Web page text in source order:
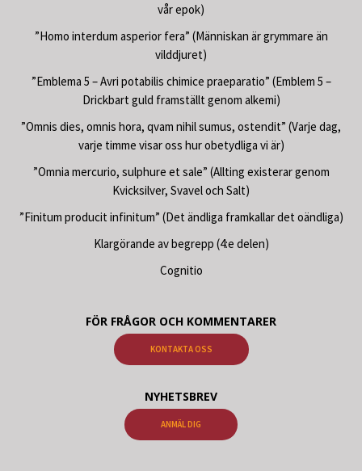
vår epok)
”Homo interdum asperior fera” (Människan är grymmare än
vilddjuret)
”Emblema 5 – Avri potabilis chimice praeparatio” (Emblem 5 –
Drickbart guld framställt genom alkemi)
”Omnis dies, omnis hora, qvam nihil sumus, ostendit” (Varje dag,
varje timme visar oss hur obetydliga vi är)
”Omnia mercurio, sulphure et sale” (Allting existerar genom
Kvicksilver, Svavel och Salt)
”Finitum producit infinitum” (Det ändliga framkallar det oändliga)
Klargörande av begrepp (4:e delen)
Cognitio
FÖR FRÅGOR OCH KOMMENTARER
KONTAKTA OSS
NYHETSBREV
ANMÄL DIG